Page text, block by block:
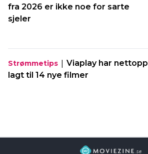
fra 2026 er ikke noe for sarte
sjeler
Strømmetips | Viaplay har nettopp
lagt til 14 nye filmer